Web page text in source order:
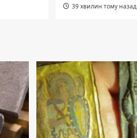
39 хвилин тому назад